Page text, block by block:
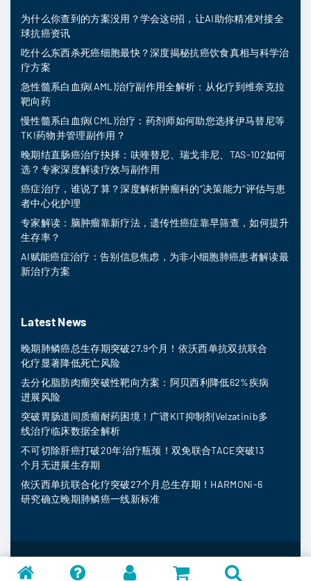
为什么你查到的方案没用？学会这6招，让AI助你精准对接全
球抗癌资讯
吃什么东西杀死癌细胞最快？深度揭秘抗癌饮食真相与科学治
疗方案
急性髓系白血病(AML)治疗副作用全解析：从化疗到维奈克拉
靶向药
慢性髓系白血病(CML)治疗：药剂师如何助您选择伊马替尼等
TKI药物并管理副作用？
晚期结直肠癌治疗抉择：呋喹替尼、瑞戈非尼、TAS-102如何
选？专家深度解读疗效与副作用
癌症治疗，谁说了算？深度解析肿瘤科的“决策能力”评估与患
者中心化护理
专家解读：脑肿瘤靠新疗法，遗传性癌症靠早筛查，如何提升
生存率？
AI赋能癌症治疗：告别信息焦虑，为非小细胞肺癌患者解读最
新治疗方案
Latest News
晚期肺鳞癌总生存期突破27.9个月！依沃西单抗双抗联合
化疗显著降低死亡风险
去分化脂肪肉瘤突破性靶向方案：阿贝西利降低62%疾病
进展风险
突破胃肠道间质瘤耐药困境！广谱KIT抑制剂Velzatinib多
线治疗临床数据全解析
不可切除肝癌打破20年治疗瓶颈！双免联合TACE突破13
个月无进展生存期
依沃西单抗联合化疗突破27个月总生存期！HARMONi-6
研究确立晚期肺鳞癌一线新标准
MedFind © 2026